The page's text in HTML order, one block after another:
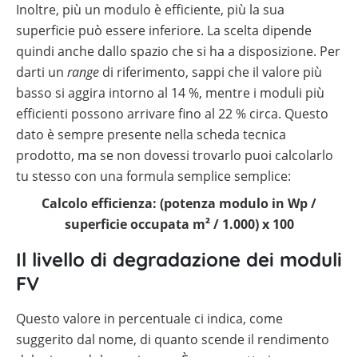
Inoltre, più un modulo è efficiente, più la sua
superficie può essere inferiore. La scelta dipende
quindi anche dallo spazio che si ha a disposizione. Per
darti un range di riferimento, sappi che il valore più
basso si aggira intorno al 14 %, mentre i moduli più
efficienti possono arrivare fino al 22 % circa. Questo
dato è sempre presente nella scheda tecnica
prodotto, ma se non dovessi trovarlo puoi calcolarlo
tu stesso con una formula semplice semplice:
Calcolo efficienza: (potenza modulo in Wp /
superficie occupata m² / 1.000) x 100
Il livello di degradazione dei moduli
FV
Questo valore in percentuale ci indica, come
suggerito dal nome, di quanto scende il rendimento